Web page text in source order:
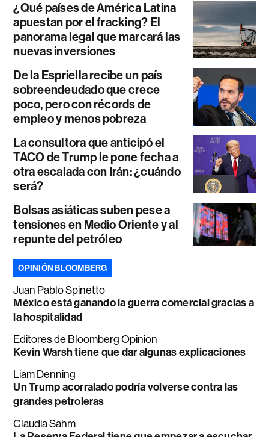
¿Qué países de América Latina
apuestan por el fracking? El
panorama legal que marcará las
nuevas inversiones
De la Espriella recibe un país
sobreendeudado que crece
poco, pero con récords de
empleo y menos pobreza
La consultora que anticipó el
TACO de Trump le pone fecha a
otra escalada con Irán: ¿cuándo
será?
Bolsas asiáticas suben pese a
tensiones en Medio Oriente y al
repunte del petróleo
OPINIÓN BLOOMBERG
Juan Pablo Spinetto
México está ganando la guerra comercial gracias a
la hospitalidad
Editores de Bloomberg Opinion
Kevin Warsh tiene que dar algunas explicaciones
Liam Denning
Un Trump acorralado podría volverse contra las
grandes petroleras
Claudia Sahm